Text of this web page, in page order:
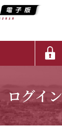
ログイン